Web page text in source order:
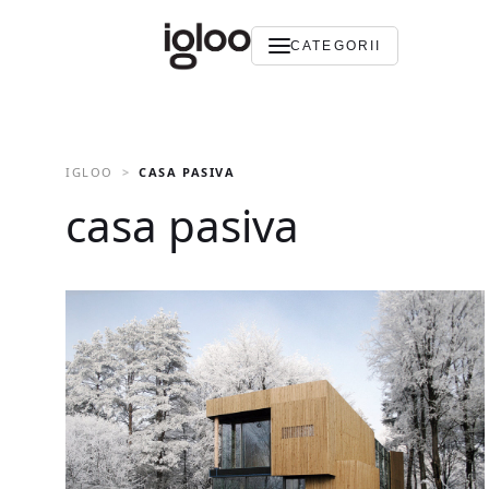
CATEGORII
IGLOO CASA PASIVA
casa pasiva